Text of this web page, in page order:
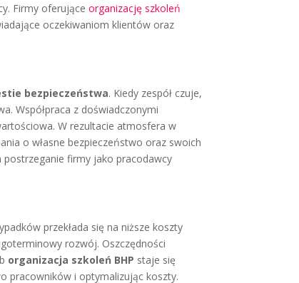
Firmy oferująceorganizację szkoleń
oczekiwaniom klientów oraz
bezpieczeństwa. Kiedy zespół czuje,
Współpraca z doświadczonymi
W rezultacie atmosfera w
o własne bezpieczeństwo oraz swoich
postrzeganie firmy jako pracodawcy
przekłada się na niższe koszty
rozwój. Oszczędności
organizacja szkoleń BHP staje się
pracowników i optymalizując koszty.